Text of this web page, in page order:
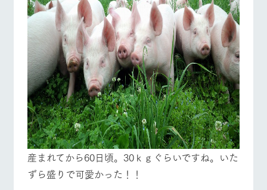
産まれてから60日頃。30ｋｇぐらいですね。いた
ずら盛りで可愛かった！！